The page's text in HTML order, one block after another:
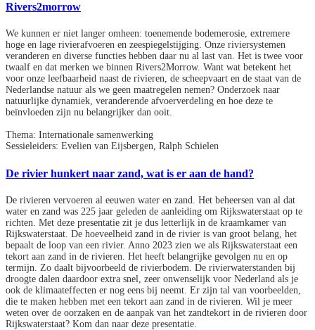
Rivers2morrow
We kunnen er niet langer omheen: toenemende bodemerosie, extremere
hoge en lage rivierafvoeren en zeespiegelstijging. Onze riviersystemen
veranderen en diverse functies hebben daar nu al last van. Het is twee voor
twaalf en dat merken we binnen Rivers2Morrow. Want wat betekent het
voor onze leefbaarheid naast de rivieren, de scheepvaart en de staat van de
Nederlandse natuur als we geen maatregelen nemen? Onderzoek naar
natuurlijke dynamiek, veranderende afvoerverdeling en hoe deze te
beïnvloeden zijn nu belangrijker dan ooit.
Thema: Internationale samenwerking
Sessieleiders: Evelien van Eijsbergen, Ralph Schielen
De rivier hunkert naar zand, wat is er aan de hand?
De rivieren vervoeren al eeuwen water en zand. Het beheersen van al dat
water en zand was 225 jaar geleden de aanleiding om Rijkswaterstaat op te
richten. Met deze presentatie zit je dus letterlijk in de kraamkamer van
Rijkswaterstaat. De hoeveelheid zand in de rivier is van groot belang, het
bepaalt de loop van een rivier. Anno 2023 zien we als Rijkswaterstaat een
tekort aan zand in de rivieren. Het heeft belangrijke gevolgen nu en op
termijn. Zo daalt bijvoorbeeld de rivierbodem. De rivierwaterstanden bij
droogte dalen daardoor extra snel, zeer onwenselijk voor Nederland als je
ook de klimaateffecten er nog eens bij neemt. Er zijn tal van voorbeelden,
die te maken hebben met een tekort aan zand in de rivieren. Wil je meer
weten over de oorzaken en de aanpak van het zandtekort in de rivieren door
Rijkswaterstaat? Kom dan naar deze presentatie.